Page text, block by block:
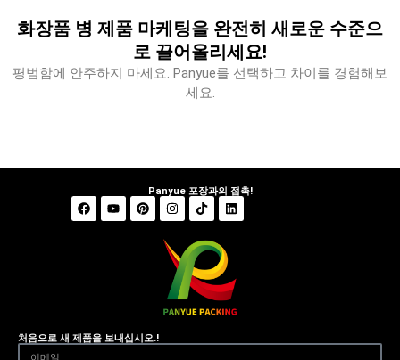
화장품 병 제품 마케팅을 완전히 새로운 수준으
로 끌어올리세요!
평범함에 안주하지 마세요. Panyue를 선택하고 차이를 경험해보
세요.
Panyue 포장과의 접촉!
처음으로 새 제품을 보내십시오.!